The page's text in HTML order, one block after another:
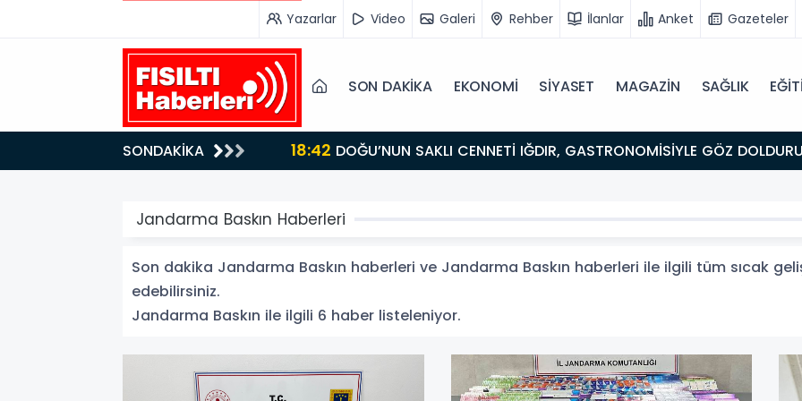
Yazarlar Video Galeri Rehber İlanlar Anket Gazeteler
SON DAKİKA EKONOMİ SİYASET MAGAZİN SAĞLIK
SONDAKİKA 18:42
KÜLTÜRÜNÜN BULUŞMA NOKTASI
Jandarma Baskın Haberleri
Son dakika Jandarma Baskın haberleri ve Jandarma Baskın haberleri ile ilgili tüm sıcak
edebilirsiniz.
Jandarma Baskın ile ilgili 6 haber listeleniyor.